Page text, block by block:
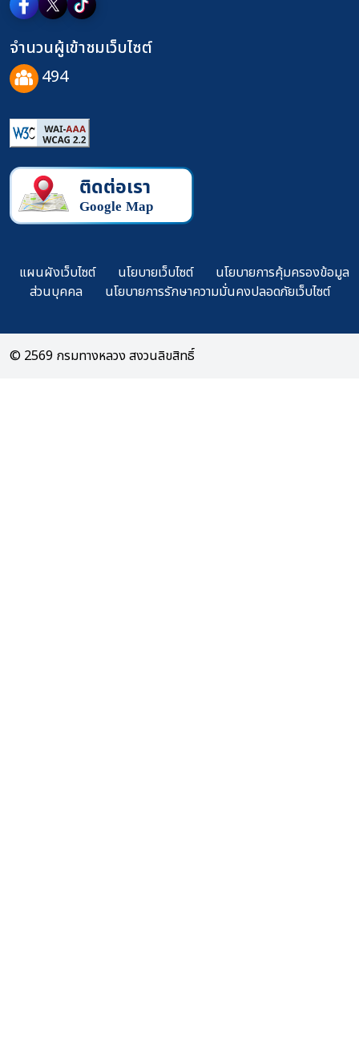
จำนวนผู้เข้าชมเว็บไซต์
494
แผนผังเว็บไซต์ นโยบายเว็บไซต์
นโยบายการคุ้มครองข้อมูล
ส่วนบุคคล
นโยบายการรักษาความมั่นคงปลอดภัยเว็บไซต์
© 2569 กรมทางหลวง สงวนลิขสิทธิ์